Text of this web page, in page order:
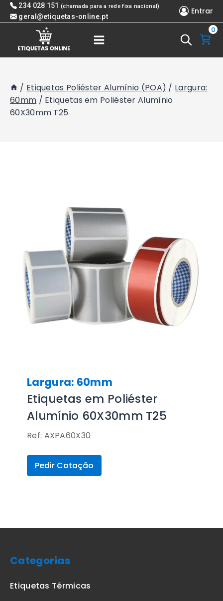
Skip 234 028 151 (chamada para a rede fixa nacional)
geral@etiquetas-online.pt
Entrar
0
/ Etiquetas Poliéster Alumínio (POA) / Largura:
60mm / Etiquetas em Poliéster Alumínio
60X30mm T25
Largura: 60mm
Etiquetas em Poliéster
Alumínio 60X30mm T25
Ref: AXPA60X30
Pedir Cotação
Categorias
Etiquetas Térmicas